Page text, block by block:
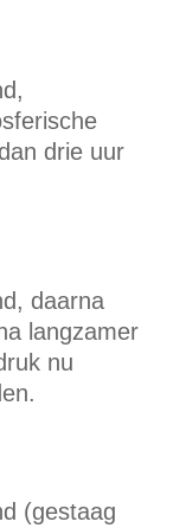
drie uur
daarna
langzamer
nu
(gestaag